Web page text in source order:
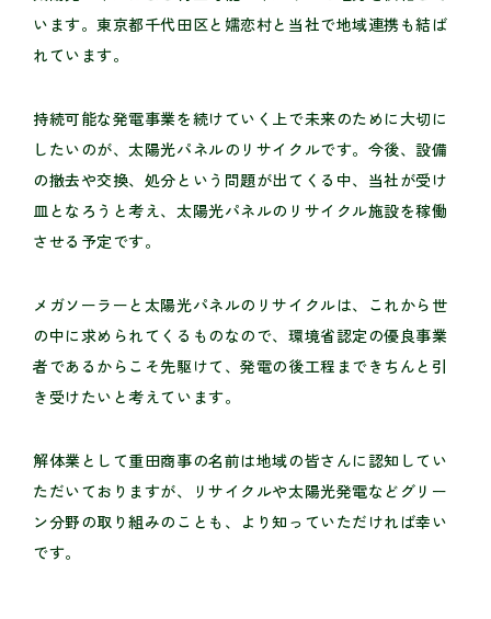
います。東京都千代田区と嬬恋村と当社で地域連携も結ば
れています。
持続可能な発電事業を続けていく上で未来のために大切に
したいのが、太陽光パネルのリサイクルです。今後、設備
の撤去や交換、処分という問題が出てくる中、当社が受け
皿となろうと考え、太陽光パネルのリサイクル施設を稼働
させる予定です。
メガソーラーと太陽光パネルのリサイクルは、これから世
の中に求められてくるものなので、環境省認定の優良事業
者であるからこそ先駆けて、発電の後工程まできちんと引
き受けたいと考えています。
解体業として重田商事の名前は地域の皆さんに認知してい
ただいておりますが、リサイクルや太陽光発電などグリー
ン分野の取り組みのことも、より知っていただければ幸い
です。